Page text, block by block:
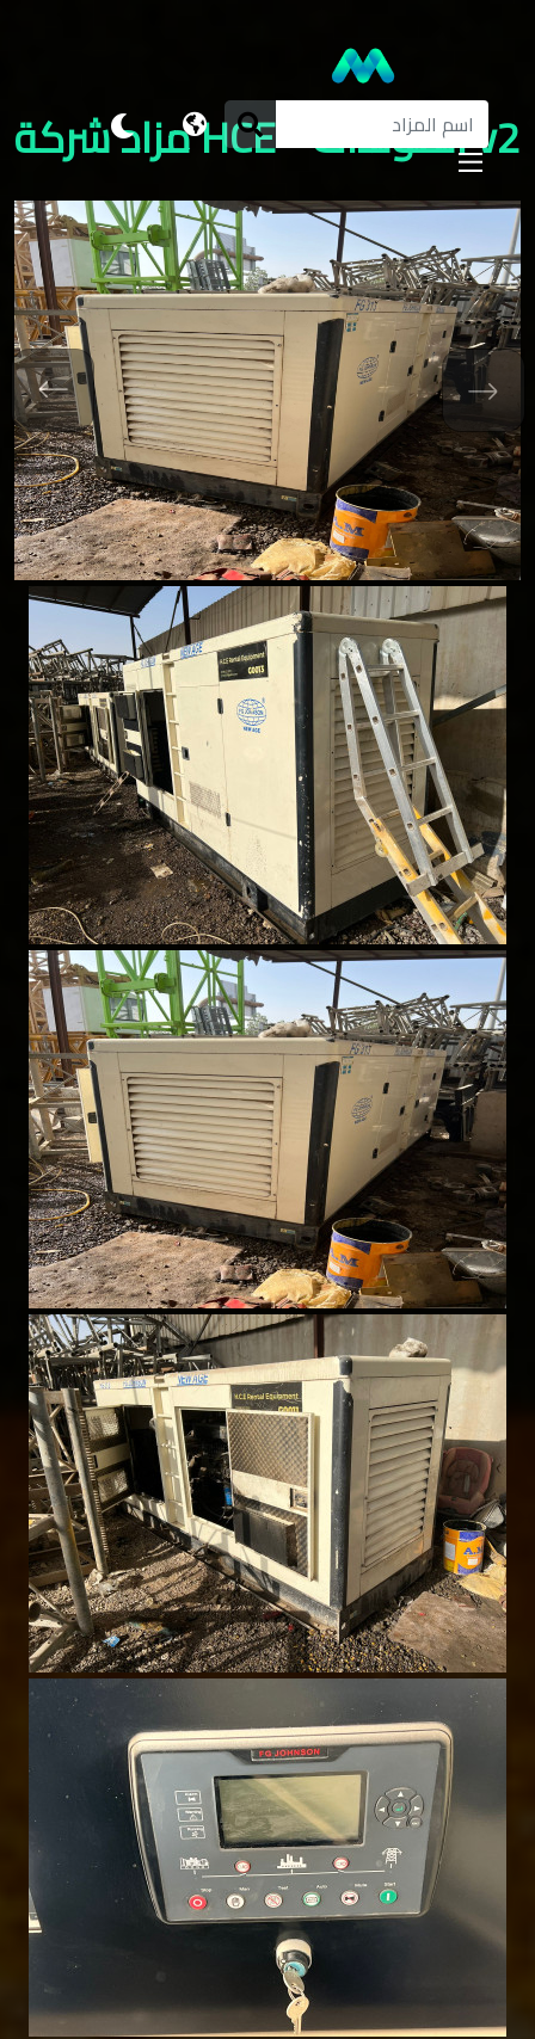
v2 المولدات - HCE مزاد شركة